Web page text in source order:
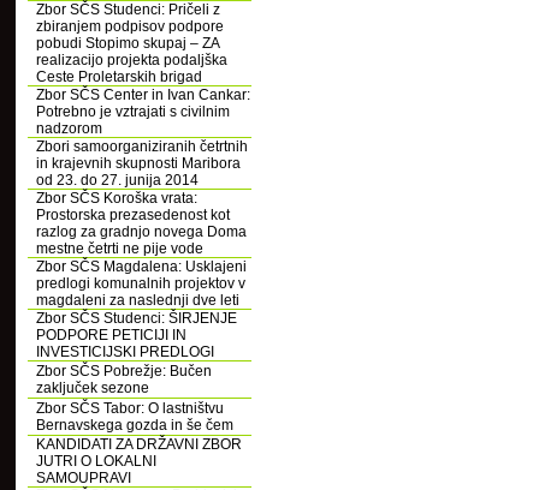
Zbor SČS Studenci: Pričeli z
zbiranjem podpisov podpore
pobudi Stopimo skupaj – ZA
realizacijo projekta podaljška
Ceste Proletarskih brigad
Zbor SČS Center in Ivan Cankar:
Potrebno je vztrajati s civilnim
nadzorom
Zbori samoorganiziranih četrtnih
in krajevnih skupnosti Maribora
od 23. do 27. junija 2014
Zbor SČS Koroška vrata:
Prostorska prezasedenost kot
razlog za gradnjo novega Doma
mestne četrti ne pije vode
Zbor SČS Magdalena: Usklajeni
predlogi komunalnih projektov v
magdaleni za naslednji dve leti
Zbor SČS Studenci: ŠIRJENJE
PODPORE PETICIJI IN
INVESTICIJSKI PREDLOGI
Zbor SČS Pobrežje: Bučen
zaključek sezone
Zbor SČS Tabor: O lastništvu
Bernavskega gozda in še čem
KANDIDATI ZA DRŽAVNI ZBOR
JUTRI O LOKALNI
SAMOUPRAVI